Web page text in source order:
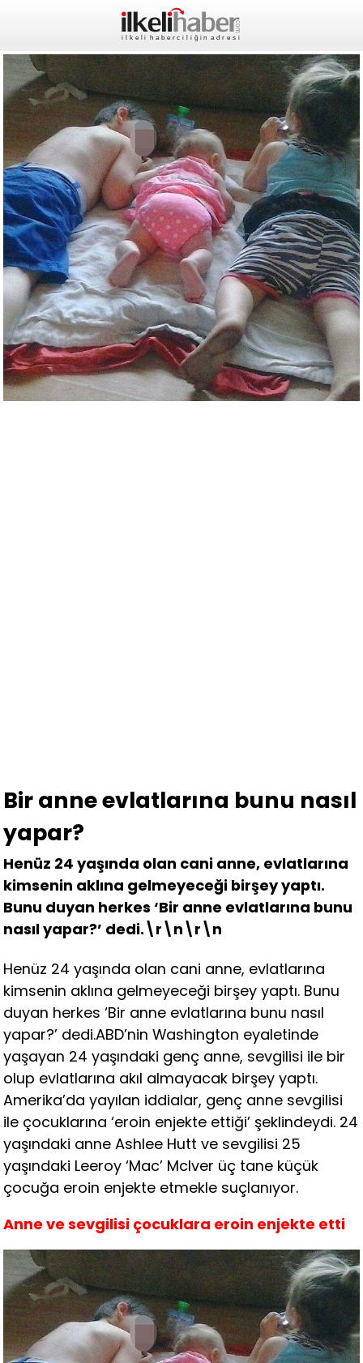
Bir anne evlatlarına bunu nasıl
yapar?
Henüz 24 yaşında olan cani anne, evlatlarına
kimsenin aklına gelmeyeceği birşey yaptı.
Bunu duyan herkes ‘Bir anne evlatlarına bunu
nasıl yapar?’ dedi.\r\n\r\n
Henüz 24 yaşında olan cani anne, evlatlarına
kimsenin aklına gelmeyeceği birşey yaptı. Bunu
duyan herkes ‘Bir anne evlatlarına bunu nasıl
yapar?’ dedi.ABD’nin Washington eyaletinde
yaşayan 24 yaşındaki genç anne, sevgilisi ile bir
olup evlatlarına akıl almayacak birşey yaptı.
Amerika’da yayılan iddialar, genç anne sevgilisi
ile çocuklarına ‘eroin enjekte ettiği’ şeklindeydi. 24
yaşındaki anne Ashlee Hutt ve sevgilisi 25
yaşındaki Leeroy ‘Mac’ Mclver üç tane küçük
çocuğa eroin enjekte etmekle suçlanıyor.
Anne ve sevgilisi çocuklara eroin enjekte etti